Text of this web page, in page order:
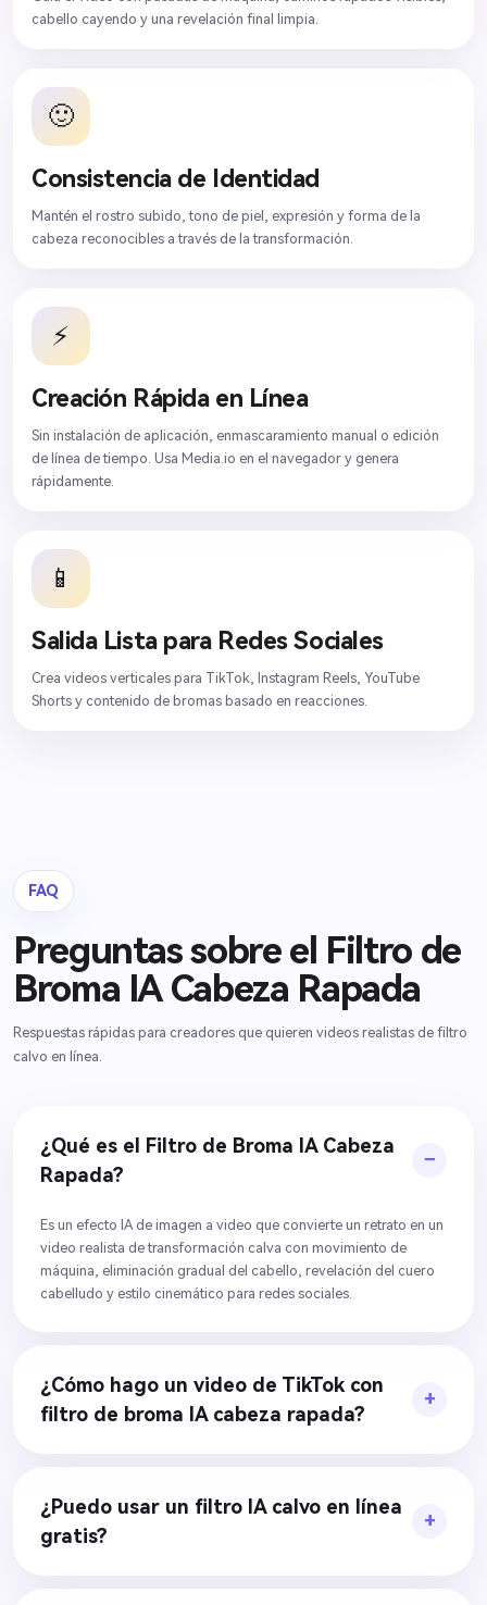
cabello cayendo y una revelación final limpia.
🙂
Consistencia de Identidad
Mantén el rostro subido, tono de piel, expresión y forma de la
cabeza reconocibles a través de la transformación.
⚡
Creación Rápida en Línea
Sin instalación de aplicación, enmascaramiento manual o edición
de línea de tiempo. Usa Media.io en el navegador y genera
rápidamente.
📱
Salida Lista para Redes Sociales
Crea videos verticales para TikTok, Instagram Reels, YouTube
Shorts y contenido de bromas basado en reacciones.
FAQ
Preguntas sobre el Filtro de
Broma IA Cabeza Rapada
Respuestas rápidas para creadores que quieren videos realistas de filtro
calvo en línea.
¿Qué es el Filtro de Broma IA Cabeza
Rapada?
Es un efecto IA de imagen a video que convierte un retrato en un
video realista de transformación calva con movimiento de
máquina, eliminación gradual del cabello, revelación del cuero
cabelludo y estilo cinemático para redes sociales.
¿Cómo hago un video de TikTok con
filtro de broma IA cabeza rapada?
¿Puedo usar un filtro IA calvo en línea
gratis?